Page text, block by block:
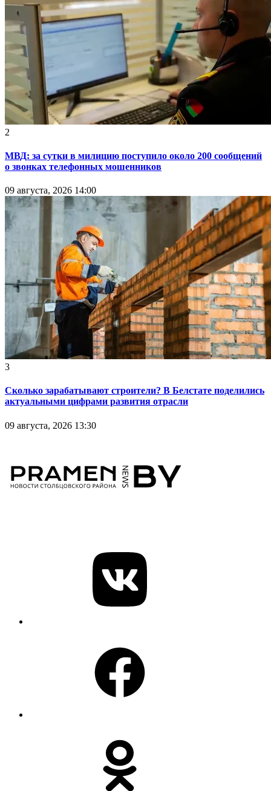
2
МВД: за сутки в милицию поступило около 200 сообщений
о звонках телефонных мошенников
09 августа, 2026 14:00
3
Сколько зарабатывают строители? В Белстате поделились
актуальными цифрами развития отрасли
09 августа, 2026 13:30